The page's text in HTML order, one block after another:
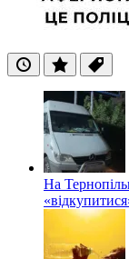
ОстанніПопулярні
Теги
На